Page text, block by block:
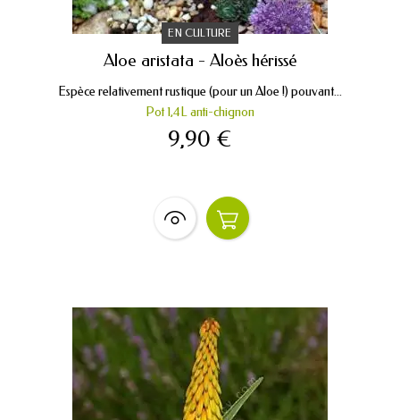
EN CULTURE
Aloe aristata - Aloès hérissé
Espèce relativement rustique (pour un Aloe !) pouvant...
Pot 1,4L anti-chignon
9,90 €